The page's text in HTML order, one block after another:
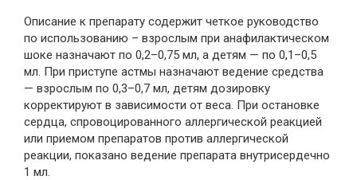
Описание к препарату содержит четкое руководство
по использованию – взрослым при анафилактическом
шоке назначают по 0,2–0,75 мл, а детям — по 0,1–0,5
мл. При приступе астмы назначают ведение средства
— взрослым по 0,3–0,7 мл, детям дозировку
корректируют в зависимости от веса. При остановке
сердца, спровоцированного аллергической реакцией
или приемом препаратов против аллергической
реакции, показано ведение препарата внутрисердечно
1 мл.